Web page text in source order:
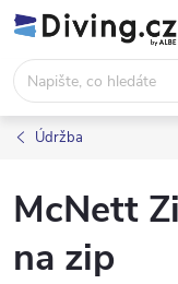
Přejít
na
obsah
Údržba
McNett
na zip